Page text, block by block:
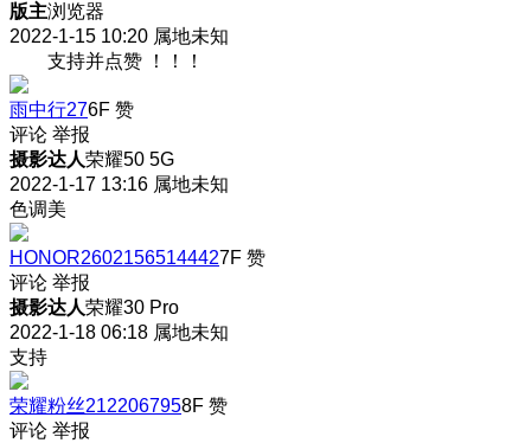
版主浏览器
2022-1-15 10:20 属地未知
支持并点赞 ！！！
雨中行276F 赞
评论 举报
摄影达人荣耀50 5G
2022-1-17 13:16 属地未知
色调美
HONOR26021565144427F 赞
评论 举报
摄影达人荣耀30 Pro
2022-1-18 06:18 属地未知
支持
荣耀粉丝2122067958F 赞
评论 举报